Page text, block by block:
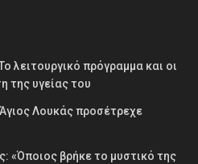
λειτουργικό πρόγραμμα και οι
της υγείας του
Λουκάς προσέτρεχε
«Όποιος βρήκε το μυστικό της